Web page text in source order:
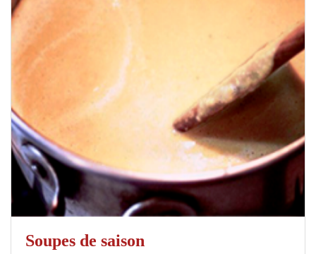
Soupes de saison